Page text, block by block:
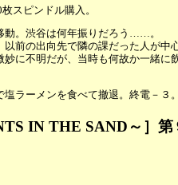
スピンドル購入。
。渋谷は何年振りだろう……。
前の出向先で隣の課だった人が中
に不明だが、当時も何故か一緒に
ラーメンを食べて撤退。終電－３。
IN THE SAND～］第